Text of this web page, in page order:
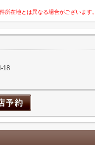
在地とは異なる場合がございます。
18